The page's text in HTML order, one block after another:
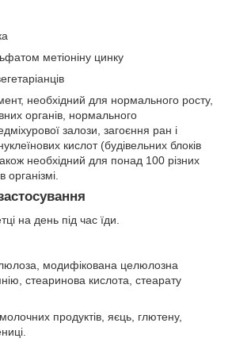
метіоніну цинку
необхідний для нормального росту,
органів, нормального
залози, загоєння ран і
кислот (будівельних блоків
необхідний для понад 100 різних
на день під час їди.
модифікована целюлозна
стеаринова кислота, стеарату
продуктів, яєць, глютену,